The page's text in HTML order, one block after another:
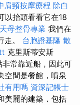
肩頸按摩療程 除白
以抬頭看看它在18
天母整骨專業 我們在
走。 台胞證基隆 散
克里斯蒂安斯
非常靠近船，因此可
空間是餐館，噴泉
有用嗎 資深記帳士
美麗的建築，包括